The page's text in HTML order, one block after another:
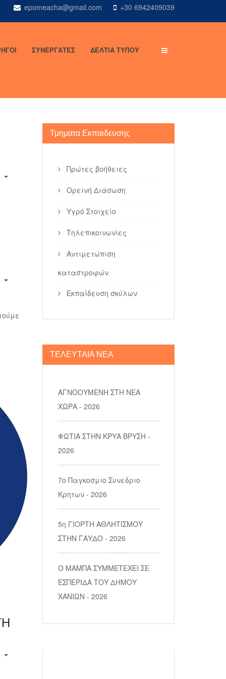
epomeacha@gmail.com +30 6942409039
ΣΥΝΕΡΓΑΤΕΣ ΔΕΛΤΙΑ ΤΥΠΟΥ
Τμηματα Εκπαιδευσης
Πρώτες βοήθειες
Ορεινή Διάσωση
Υγρό Στοιχείο
Τηλεπικοινωνίες
Αντιμετώπιση
καταστροφών
Εκπαίδευση σκύλων
ΤΕΛΕΥΤΑΙΑ ΝΕΑ
ΑΓΝΟΟΥΜΕΝΗ ΣΤΗ ΝΕΑ
ΧΩΡΑ - 2026
ΦΩΤΙΑ ΣΤΗΝ ΚΡΥΑ ΒΡΥΣΗ -
2026
7ο Παγκοσμιο Συνεδριο
Κρητων - 2026
5η ΓΙΟΡΤΗ ΑΘΛΗΤΙΣΜΟΥ
ΣΤΗΝ ΓΑΥΔΟ - 2026
Ο ΜΑΜΠΑ ΣΥΜΜΕΤΕΧΕΙ ΣΕ
ΕΣΠΕΡΙΔΑ ΤΟΥ ΔΗΜΟΥ
ΧΑΝΙΩΝ - 2026